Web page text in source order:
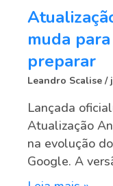
muda
preparar
Leandro Scalise
Lançada
Atualização
na evolução
Google. A